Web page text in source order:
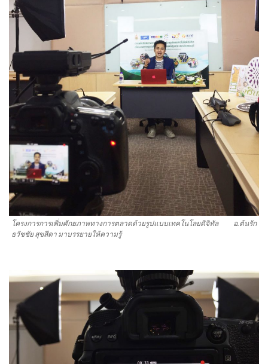
โครงการการเพิ่มศักยภาพทางการตลาดด้วยรูปแบบเทคโนโลยดิจิทัล อ.ต้นรัก
ธวัชชัย สุขสีดา มาบรรยายให้ความรู้